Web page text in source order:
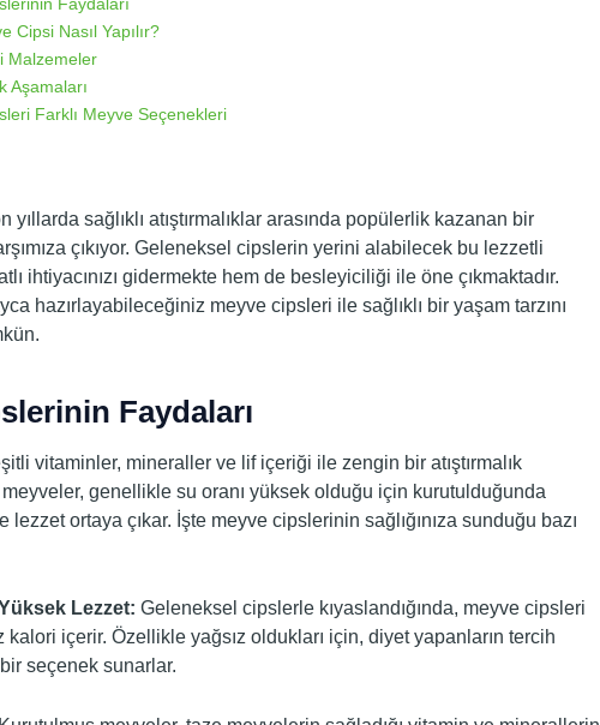
Cipsi Nasıl Yapılır?
Malzemeler
Aşamaları
Farklı Meyve Seçenekleri
yıllarda sağlıklı atıştırmalıklar arasında popülerlik kazanan bir
çıkıyor. Geleneksel cipslerin yerini alabilecek bu lezzetli
ihtiyacınızı gidermekte hem de besleyiciliği ile öne çıkmaktadır.
hazırlayabileceğiniz meyve cipsleri ile sağlıklı bir yaşam tarzını
Faydaları
vitaminler, mineraller ve lif içeriği ile zengin bir atıştırmalık
genellikle su oranı yüksek olduğu için kurutulduğunda
lezzet ortaya çıkar. İşte meyve cipslerinin sağlığınıza sunduğu bazı
Lezzet: Geleneksel cipslerle kıyaslandığında, meyve cipsleri
içerir. Özellikle yağsız oldukları için, diyet yapanların tercih
seçenek sunarlar.